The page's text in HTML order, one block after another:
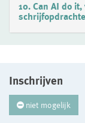
10. Can AI do
Inschrijven
niet mogelijk